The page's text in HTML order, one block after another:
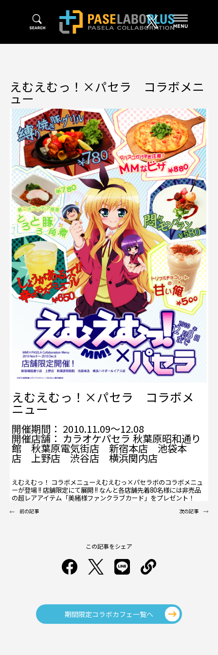
えむえむっ！×パセラ コラボメニ
ュー
えむえむっ！×パセラ コラボメ
ニュー
開催期間： 2010.11.09～12.08
開催店舗： カラオケパセラ 秋葉原昭和通り
館 秋葉原電気街店 新宿本店 池袋本
店 上野店 渋谷店 横浜関内店
えむえむっ！ コラボメニューえむえむっ×パセラボのコラボメニュ
ーが登場 !! 店舗限定にて展開 !! なんと各店舗先着80名様には非売品
の超レアアイテム「美緒様ファンクラブカード」をプレゼント！
前の記事 次の記事
この記事をシェア
期間限定コラボカフェ一覧へ